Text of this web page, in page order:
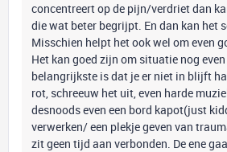
concentreert op de pijn/verdriet dan
die wat beter begrijpt. En dan kan het
Misschien helpt het ook wel om even
Het kan goed zijn om situatie nog
belangrijkste is dat je er niet in blijft
rot, schreeuw het uit, even harde
desnoods even een bord kapot(just
verwerken/ een plekje geven van
zit geen tijd aan verbonden. De ene